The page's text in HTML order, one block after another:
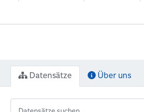
Datensätze Über uns